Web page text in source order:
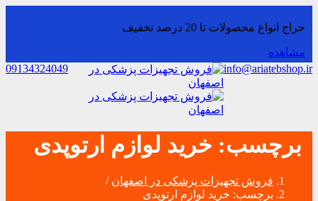
حراج انواع محصولات تا 20 درصد تخفیف
مشاهده
info@ariatebshop.ir
09134324049
برچسب: خرید لوازم ارتوپدی
فروش تجهیزات پزشکی در اصفهان /
برچسب: خرید لوازم ارتوپدی